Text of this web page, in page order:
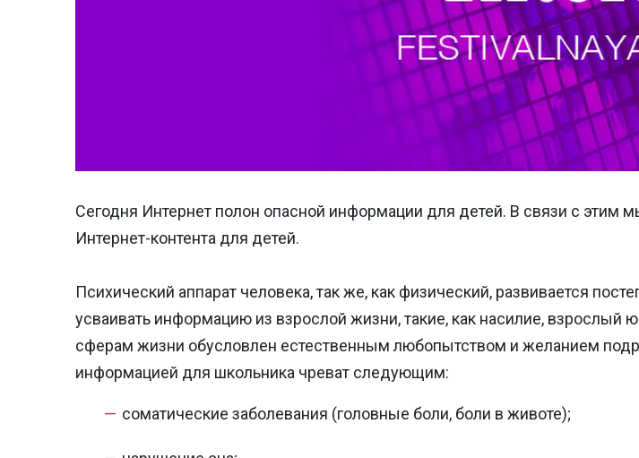
Сегодня Интернет полон опасной информации для детей. В связи с этим
Интернет-контента для детей.
Психический аппарат человека, так же, как физический, развивается
усваивать информацию из взрослой жизни, такие, как насилие,
сферам жизни обусловлен естественным любопытством и желанием
информацией для школьника чреват следующим:
соматические заболевания (головные боли, боли в животе);